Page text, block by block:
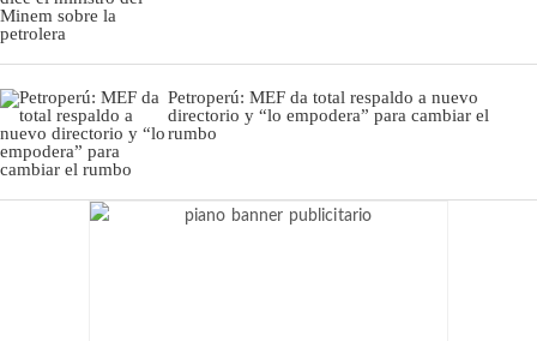
Petroperú: MEF da total respaldo a nuevo
directorio y “lo empodera” para cambiar el
rumbo